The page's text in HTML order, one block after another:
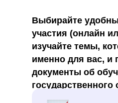
Выбирайте
участия (онлайн
изучайте темы,
именно для вас, и
документы об
государственного